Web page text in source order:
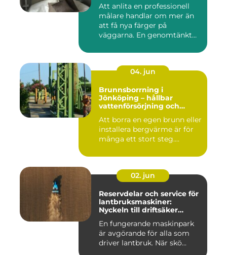
Att anlita en professionell
målare handlar om mer än
att få nya färger på
väggarna. En genomtänkt
04. jun
Brunnsborrning i
Jönköping – hållbar
vattenförsörjning och
Att borra en egen brunn eller
installera bergvärme är för
många ett stort steg....
02. jun
Reservdelar och service för
lantbruksmaskiner:
Nyckeln till driftsäker
En fungerande maskinpark
är avgörande för alla som
driver lantbruk. När skö...